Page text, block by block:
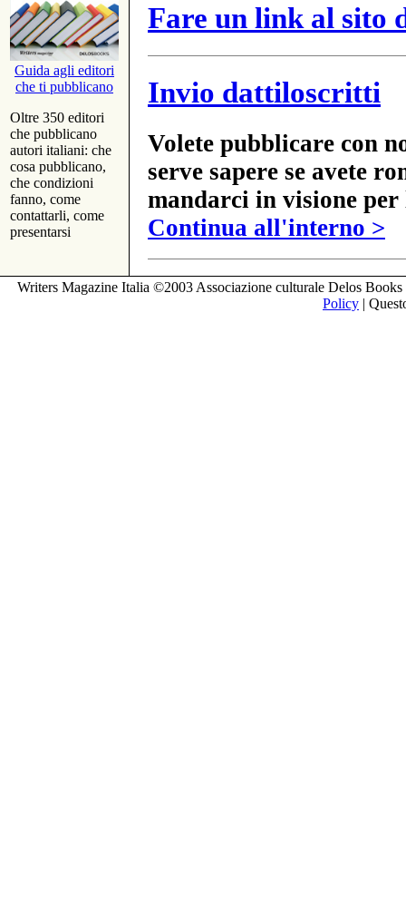
Guida agli editori
che ti pubblicano
Oltre 350 editori
che pubblicano
autori italiani: che
cosa pubblicano,
che condizioni
fanno, come
contattarli, come
presentarsi
Fare un link al sito
Invio dattiloscritti
Volete pubblicare con
serve sapere se avete
mandarci in visione
Continua all'interno >
Writers Magazine Italia ©2003 Associazione culturale Delos
Policy |